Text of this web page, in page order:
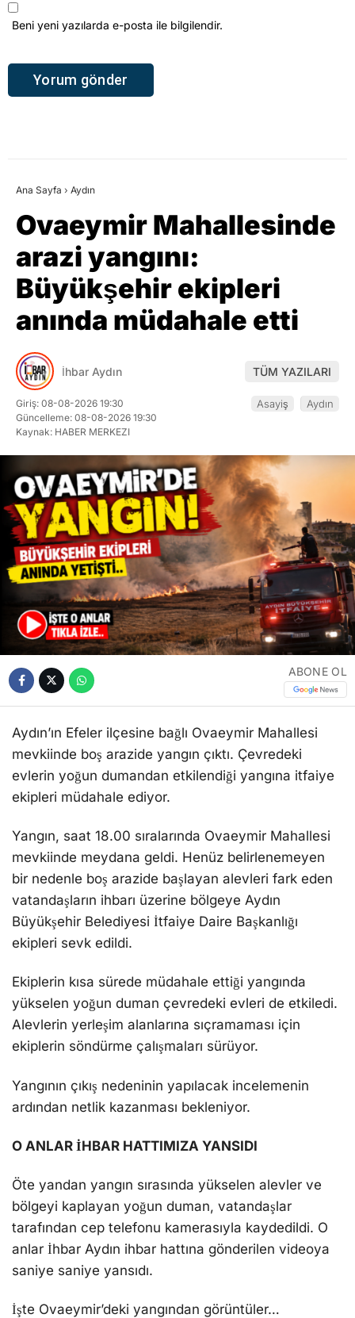
Beni yeni yazılarda e-posta ile bilgilendir.
Ana Sayfa › Aydın
Ovaeymir Mahallesinde
arazi yangını:
Büyükşehir ekipleri
anında müdahale etti
İhbar Aydın TÜM YAZILARI
Giriş: 08-08-2026 19:30
Güncelleme: 08-08-2026 19:30
Kaynak: HABER MERKEZI
Asayiş Aydın
ABONE OL
Aydın’ın Efeler ilçesine bağlı Ovaeymir Mahallesi
mevkiinde boş arazide yangın çıktı. Çevredeki
evlerin yoğun dumandan etkilendiği yangına itfaiye
ekipleri müdahale ediyor.
Yangın, saat 18.00 sıralarında Ovaeymir Mahallesi
mevkiinde meydana geldi. Henüz belirlenemeyen
bir nedenle boş arazide başlayan alevleri fark eden
vatandaşların ihbarı üzerine bölgeye Aydın
Büyükşehir Belediyesi İtfaiye Daire Başkanlığı
ekipleri sevk edildi.
Ekiplerin kısa sürede müdahale ettiği yangında
yükselen yoğun duman çevredeki evleri de etkiledi.
Alevlerin yerleşim alanlarına sıçramaması için
ekiplerin söndürme çalışmaları sürüyor.
Yangının çıkış nedeninin yapılacak incelemenin
ardından netlik kazanması bekleniyor.
O ANLAR İHBAR HATTIMIZA YANSIDI
Öte yandan yangın sırasında yükselen alevler ve
bölgeyi kaplayan yoğun duman, vatandaşlar
tarafından cep telefonu kamerasıyla kaydedildi. O
anlar İhbar Aydın ihbar hattına gönderilen videoya
saniye saniye yansıdı.
İşte Ovaeymir’deki yangından görüntüler…